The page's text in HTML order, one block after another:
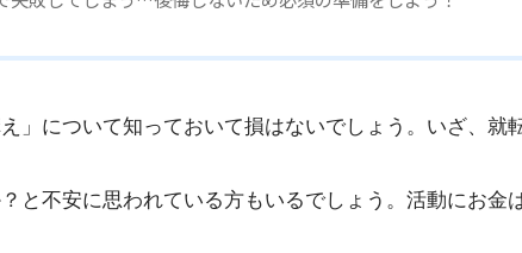
」について知っておいて損はないでしょう。いざ、就
と不安に思われている方もいるでしょう。活動にお金